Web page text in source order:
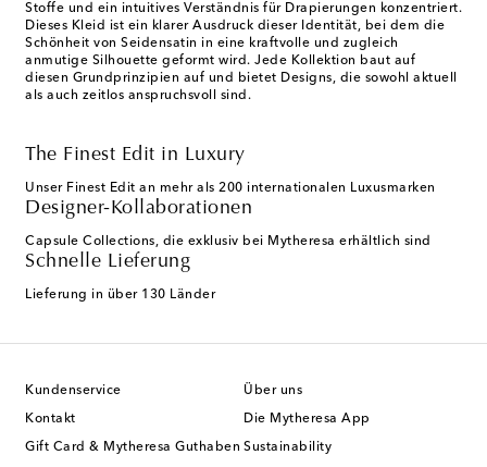
Stoffe und ein intuitives Verständnis für Drapierungen konzentriert.
Dieses Kleid ist ein klarer Ausdruck dieser Identität, bei dem die
Schönheit von Seidensatin in eine kraftvolle und zugleich
anmutige Silhouette geformt wird. Jede Kollektion baut auf
diesen Grundprinzipien auf und bietet Designs, die sowohl aktuell
als auch zeitlos anspruchsvoll sind.
The Finest Edit in Luxury
Unser Finest Edit an mehr als 200 internationalen Luxusmarken
Designer-Kollaborationen
Capsule Collections, die exklusiv bei Mytheresa erhältlich sind
Schnelle Lieferung
Lieferung in über 130 Länder
Kundenservice
Kontakt
Gift Card & Mytheresa Guthaben
Über uns
Die Mytheresa App
Sustainability